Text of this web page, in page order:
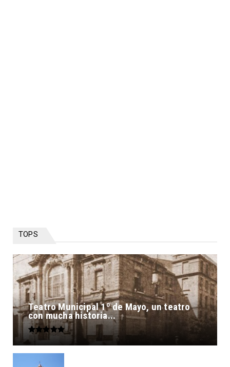
TOPS
Teatro Municipal 1º de Mayo, un teatro
con mucha historia...